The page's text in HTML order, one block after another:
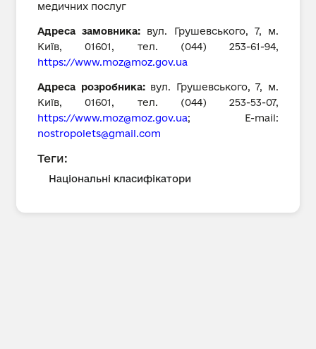
медичних послуг
Адреса замовника: вул. Грушевського, 7, м.
Київ, 01601, тел. (044) 253-61-94,
https://www.moz@moz.gov.ua
Адреса розробника:вул. Грушевського, 7, м.
Київ, 01601, тел. (044) 253-53-07,
https://www.moz@moz.gov.ua; E-mail:
nostropolets@gmail.com
Теги:
Національні класифікатори